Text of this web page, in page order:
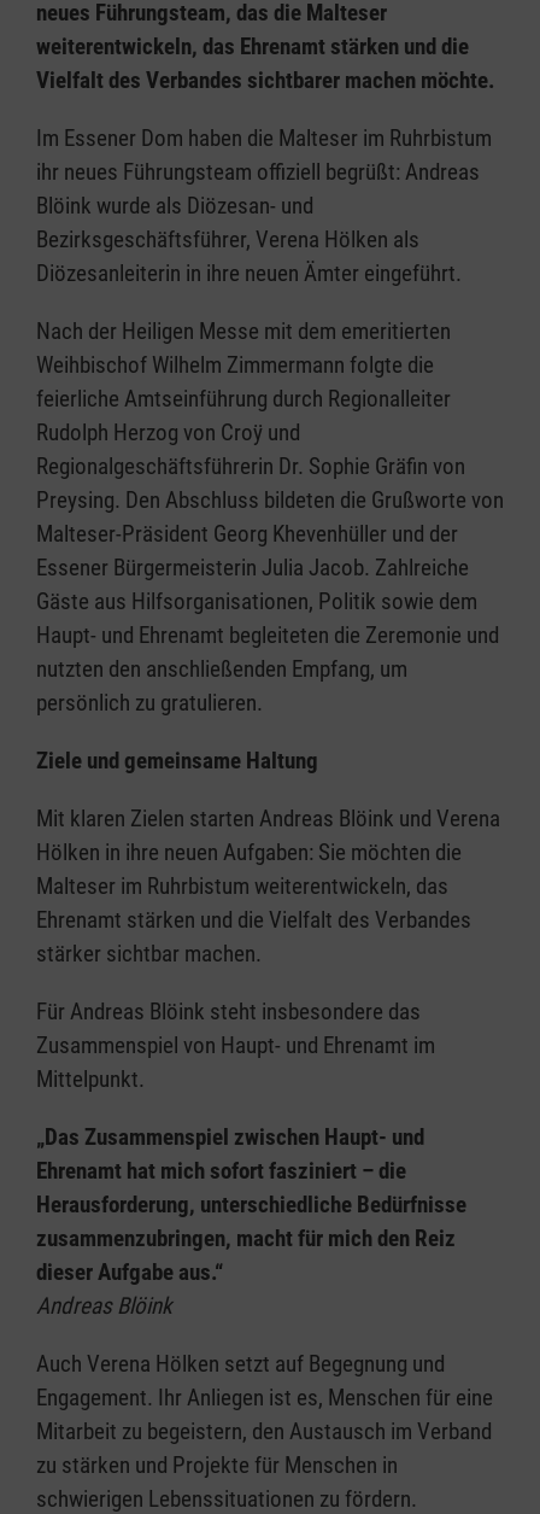
neues Führungsteam, das die Malteser
weiterentwickeln, das Ehrenamt stärken und die
Vielfalt des Verbandes sichtbarer machen möchte.
Im Essener Dom haben die Malteser im Ruhrbistum
ihr neues Führungsteam offiziell begrüßt: Andreas
Blöink wurde als Diözesan- und
Bezirksgeschäftsführer, Verena Hölken als
Diözesanleiterin in ihre neuen Ämter eingeführt.
Nach der Heiligen Messe mit dem emeritierten
Weihbischof Wilhelm Zimmermann folgte die
feierliche Amtseinführung durch Regionalleiter
Rudolph Herzog von Croÿ und
Regionalgeschäftsführerin Dr. Sophie Gräfin von
Preysing. Den Abschluss bildeten die Grußworte von
Malteser-Präsident Georg Khevenhüller und der
Essener Bürgermeisterin Julia Jacob. Zahlreiche
Gäste aus Hilfsorganisationen, Politik sowie dem
Haupt- und Ehrenamt begleiteten die Zeremonie und
nutzten den anschließenden Empfang, um
persönlich zu gratulieren.
Ziele und gemeinsame Haltung
Mit klaren Zielen starten Andreas Blöink und Verena
Hölken in ihre neuen Aufgaben: Sie möchten die
Malteser im Ruhrbistum weiterentwickeln, das
Ehrenamt stärken und die Vielfalt des Verbandes
stärker sichtbar machen.
Für Andreas Blöink steht insbesondere das
Zusammenspiel von Haupt- und Ehrenamt im
Mittelpunkt.
„Das Zusammenspiel zwischen Haupt- und
Ehrenamt hat mich sofort fasziniert – die
Herausforderung, unterschiedliche Bedürfnisse
zusammenzubringen, macht für mich den Reiz
dieser Aufgabe aus.“
Andreas Blöink
Auch Verena Hölken setzt auf Begegnung und
Engagement. Ihr Anliegen ist es, Menschen für eine
Mitarbeit zu begeistern, den Austausch im Verband
zu stärken und Projekte für Menschen in
schwierigen Lebenssituationen zu fördern.